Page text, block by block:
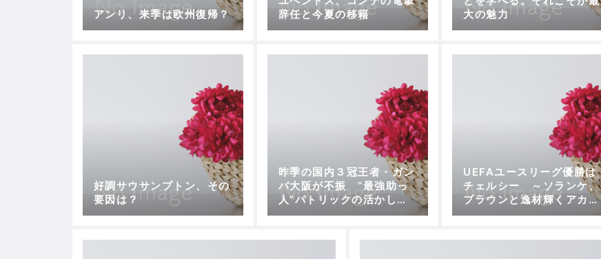
アンリ、来季は欧州復帰？
辞任と今夏の移籍
大の魅力
好調サウサンプトン、その
要因は？
昨季の国内３冠王者・ガン
バ大阪が不振 ”最強助っ
人”パトリックの活かし方
に課題
UEFAユースリーグ優勝は
チェルシー ～ソランケ、
ブラウンと逸材輝くアカデ
ミー